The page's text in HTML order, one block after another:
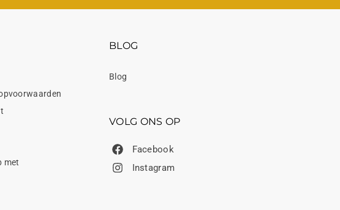
met
BLOG
Blog
VOLG ONS OP
Facebook
Instagram